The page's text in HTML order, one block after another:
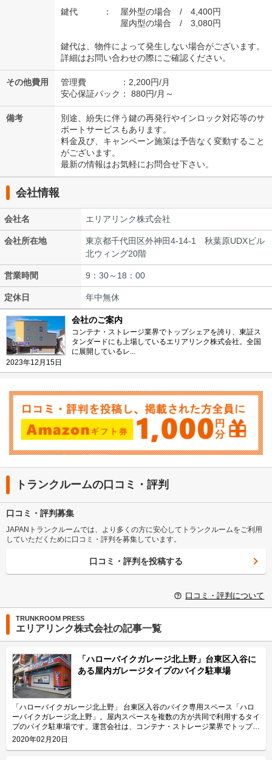
鍵代 ： 屋外型の場合 / 4,400円
屋内型の場合 / 3,080円
鍵代は、物件によって発生しない場合がございます。
詳細はお問い合わせの際にご確認ください。
その他費用
管理費 ：2,200円/月
安心保証パック： 880円/月～
備考
別途、紛失に伴う鍵の再発行やインロック対応等のサ
ポートサービスもあります。
料金及び、キャンペーン施策は予告なく変動すること
がございます。
最新の情報はお気軽にお問合せ下さい。
会社情報
会社名 エリアリンク株式会社
会社所在地
東京都千代田区外神田4-14-1 秋葉原UDXビル
北ウィング20階
営業時間 9：30～18：00
定休日 年中無休
2023年12月15日
会社のご案内
コンテナ・ストレージ業界でトップシェアを誇り、東証ス
タンダードにも上場しているエリアリンク株式会社。全国
に展開しているレ...
トランクルームの口コミ・評判
口コミ・評判募集
JAPANトランクルームでは、より多くの方に安心してトランクルームをご利用
していただくために口コミ・評判を募集しています。
口コミ・評判を投稿する
口コミ・評判について
TRUNKROOM PRESS
エリアリンク株式会社の記事一覧
「ハローバイクガレージ北上野」台東区入谷に
ある屋内ガレージタイプのバイク駐車場
「ハローバイクガレージ北上野」 台東区入谷のバイク専用スペース「ハロ
ーバイクガレージ北上野」。屋内スペースを複数の方が共同で利用するタイ
プのバイク駐車場です。運営会社は、コンテナ・ストレージ業界でトップレ
ベルのシェアを誇り、東証マザーズにも上場しているエリアリンク株式会
社。 今回は、エリアリンク株式会社が運営している「ハローバイクガレー
2020年02月20日